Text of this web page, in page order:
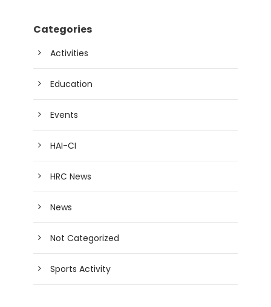
Categories
Activities
Education
Events
HAI-CI
HRC News
News
Not Categorized
Sports Activity